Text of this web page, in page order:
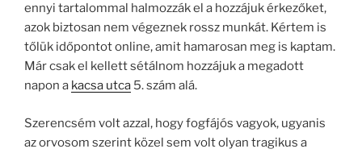
ennyi tartalommal halmozzák el a hozzájuk érkezőket,
azok biztosan nem végeznek rossz munkát. Kértem is
tőlük időpontot online, amit hamarosan meg is kaptam.
Már csak el kellett sétálnom hozzájuk a megadott
napon a kacsa utca 5. szám alá.
Szerencsém volt azzal, hogy fogfájós vagyok, ugyanis
az orvosom szerint közel sem volt olyan tragikus a